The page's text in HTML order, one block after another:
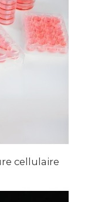
cellulaire